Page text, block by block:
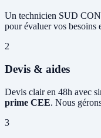
Un technicien SUD
pour évaluer vos besoins
2
Devis & aides
Devis clair en 48h avec
prime CEE. Nous
3